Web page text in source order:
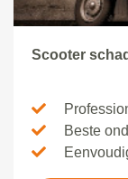
Scooter
Beste